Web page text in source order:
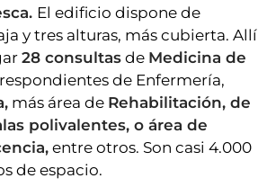
El edificio dispone de
y tres alturas, más cubierta. Allí
28 consultas de Medicina de
de Enfermería,
más área de Rehabilitación, de
polivalentes, o área de
entre otros. Son casi 4.000
de espacio.